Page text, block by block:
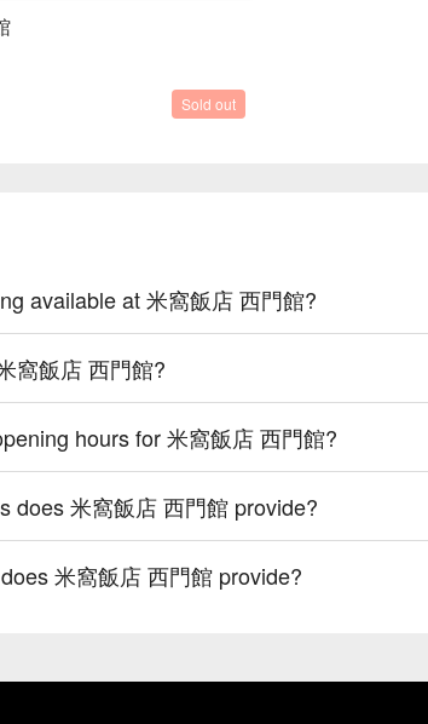
Sold out
available at 米窩飯店 西門館?
窩飯店 西門館?
hours for 米窩飯店 西門館?
does 米窩飯店 西門館 provide?
米窩飯店 西門館 provide?